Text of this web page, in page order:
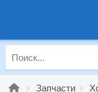
Запчасти